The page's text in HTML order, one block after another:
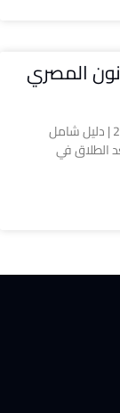
المصري
حقوق الزوجة بعد الطلاق في القانون المصري 2026 | دليل شامل
الطلاق في